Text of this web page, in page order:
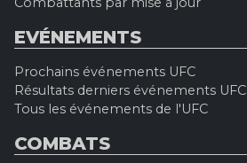
EVÉNEMENTS
Prochains événements UFC
Résultats derniers événements UFC
Tous les événements de l'UFC
COMBATS